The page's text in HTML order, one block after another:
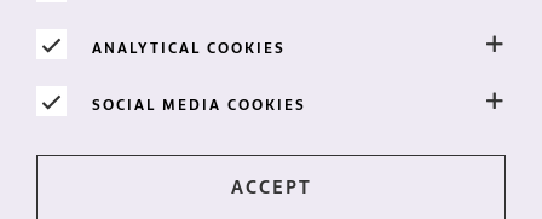
ANALYTICAL COOKIES
SOCIAL MEDIA COOKIES
Descargo de responsabilidad